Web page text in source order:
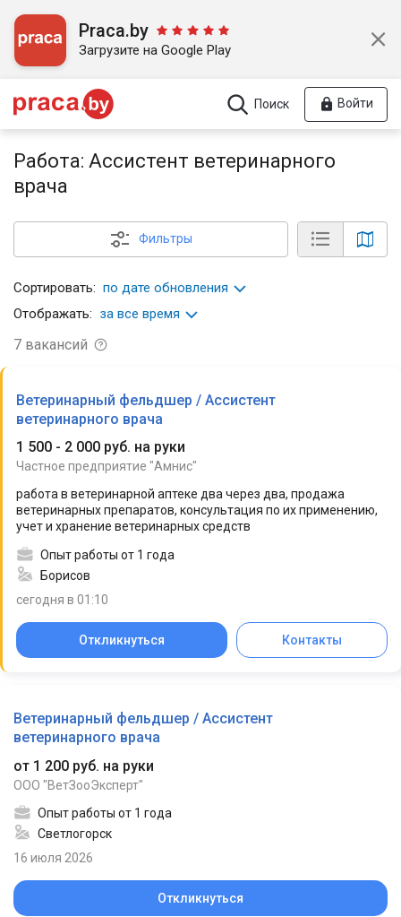
Praca.by
Загрузите на Google Play
Поиск Войти
Работа: Ассистент ветеринарного
врача
Фильтры
Сортировать: по дате обновления
Отображать: за все время
7 вакансий
Ветеринарный фельдшер / Ассистент
ветеринарного врача
1 500 - 2 000 руб. на руки
Частное предприятие "Амнис"
работа в ветеринарной аптеке два через два, продажа
ветеринарных препаратов, консультация по их применению,
учет и хранение ветеринарных средств
Опыт работы от 1 года
Борисов
сегодня в 01:10
Откликнуться Контакты
Ветеринарный фельдшер / Ассистент
ветеринарного врача
от 1 200 руб. на руки
ООО "ВетЗооЭксперт"
Опыт работы от 1 года
Светлогорск
16 июля 2026
Откликнуться